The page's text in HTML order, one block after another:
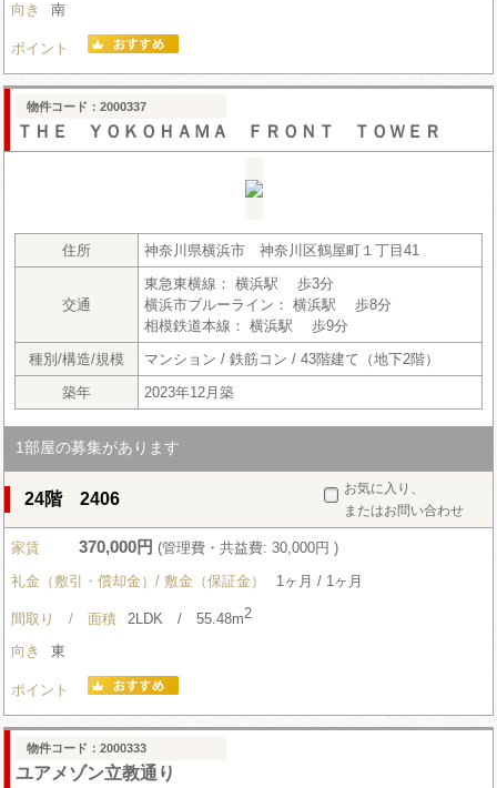
向き 南
ポイント
物件コード：2000337
ＴＨＥ ＹＯＫＯＨＡＭＡ ＦＲＯＮＴ ＴＯＷＥＲ
住所 神奈川県横浜市 神奈川区鶴屋町１丁目41
交通
東急東横線： 横浜駅 歩3分
横浜市ブルーライン： 横浜駅 歩8分
相模鉄道本線： 横浜駅 歩9分
種別/構造/規模
マンション / 鉄筋コン / 43階建て（地下2階）
築年
2023年12月築
1部屋の募集があります
お気に入り、
またはお問い合わせ
24階 2406
家賃 370,000円 (管理費・共益費: 30,000円 )
礼金（敷引・償却金）/ 敷金（保証金）
1ヶ月 / 1ヶ月
間取り / 面積 2LDK / 55.48m2
向き 東
ポイント
物件コード：2000333
ユアメゾン立教通り